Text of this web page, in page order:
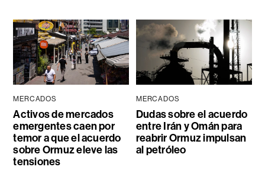
MERCADOS
Activos de mercados
emergentes caen por
temor a que el acuerdo
sobre Ormuz eleve las
tensiones
MERCADOS
Dudas sobre el acuerdo
entre Irán y Omán para
reabrir Ormuz impulsan
al petróleo